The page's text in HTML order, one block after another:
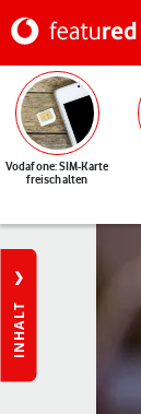
Vodafone: SIM-Karte
freischalten
INHALT